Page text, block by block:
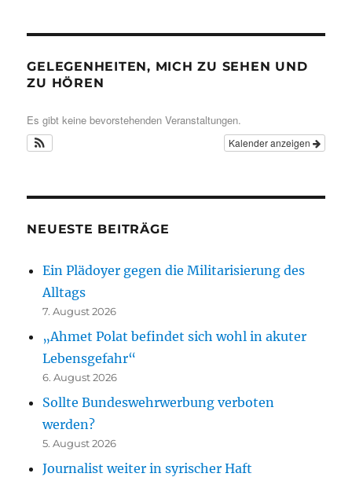
GELEGENHEITEN, MICH ZU SEHEN UND
ZU HÖREN
Es gibt keine bevorstehenden Veranstaltungen.
Kalender anzeigen
NEUESTE BEITRÄGE
Ein Plädoyer gegen die Militarisierung des
Alltags
7. August 2026
„Ahmet Polat befindet sich wohl in akuter
Lebensgefahr“
6. August 2026
Sollte Bundeswehrwerbung verboten
werden?
5. August 2026
Journalist weiter in syrischer Haft